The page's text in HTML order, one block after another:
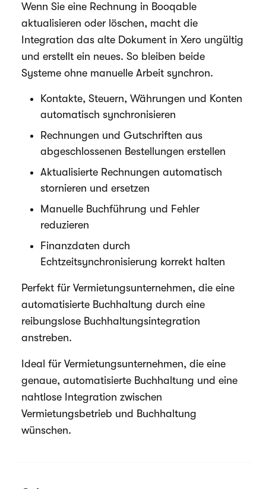
Wenn Sie eine Rechnung in Booqable
aktualisieren oder löschen, macht die
Integration das alte Dokument in Xero ungültig
und erstellt ein neues. So bleiben beide
Systeme ohne manuelle Arbeit synchron.
Kontakte, Steuern, Währungen und Konten
automatisch synchronisieren
Rechnungen und Gutschriften aus
abgeschlossenen Bestellungen erstellen
Aktualisierte Rechnungen automatisch
stornieren und ersetzen
Manuelle Buchführung und Fehler
reduzieren
Finanzdaten durch
Echtzeitsynchronisierung korrekt halten
Perfekt für Vermietungsunternehmen, die eine
automatisierte Buchhaltung durch eine
reibungslose Buchhaltungsintegration
anstreben.
Ideal für Vermietungsunternehmen, die eine
genaue, automatisierte Buchhaltung und eine
nahtlose Integration zwischen
Vermietungsbetrieb und Buchhaltung
wünschen.